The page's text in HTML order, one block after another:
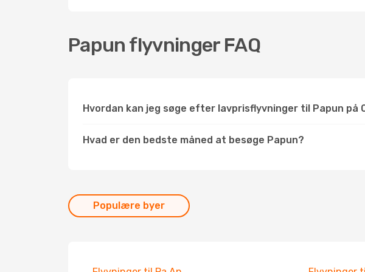
Papun flyvninger FAQ
Hvordan kan jeg søge efter lavprisflyvninger til Papun på
Hvad er den bedste måned at besøge Papun?
Populære byer